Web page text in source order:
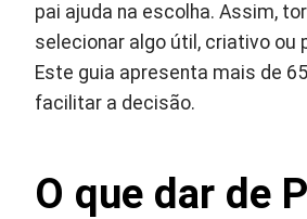
pai ajuda na escolha. Assim,
selecionar algo útil, criativo ou
Este guia apresenta mais de
facilitar a decisão.
O que dar de